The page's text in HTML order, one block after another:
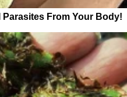
From Your Body!